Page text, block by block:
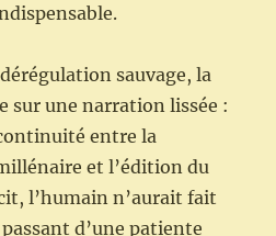
sauvage, la
sur une narration lissée :
entre la
et l’édition du
l’humain n’aurait fait
d’une patiente